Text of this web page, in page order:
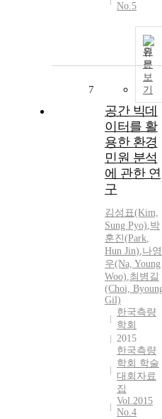
No.5
원
문
보
기
7
공간 빅데
이터를 활
용한 환경
민원 분석
에 관한 연
구
김성표(Kim,
Sung Pyo),박
훈진(Park,
Hun Jin),나영
우(Na, Young
Woo),최병길
(Choi,
Gil)
한국측량
학회
2015
한국측량
학회 학술
대회자료
집
Vol.2015
No.4